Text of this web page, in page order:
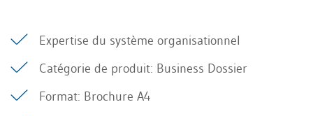
Expertise du système organisationnel
Catégorie de produit: Business Dossier
Format: Brochure A4